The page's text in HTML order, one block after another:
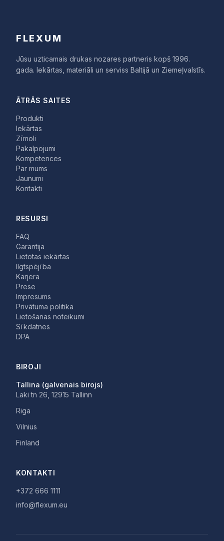
FLEXUM
Jūsu uzticamais drukas nozares partneris kopš 1996.
gada. Iekārtas, materiāli un serviss Baltijā un Ziemeļvalstīs.
ĀTRĀS SAITES
Produkti
Iekārtas
Zīmoli
Pakalpojumi
Kompetences
Par mums
Jaunumi
Kontakti
RESURSI
FAQ
Garantija
Lietotas iekārtas
Ilgtspējība
Karjera
Prese
Impresums
Privātuma politika
Lietošanas noteikumi
Sīkdatnes
DPA
BIROJI
Tallina (galvenais birojs)
Laki tn 26, 12915 Tallinn
Riga
Vilnius
Finland
KONTAKTI
+372 666 1111
info@flexum.eu